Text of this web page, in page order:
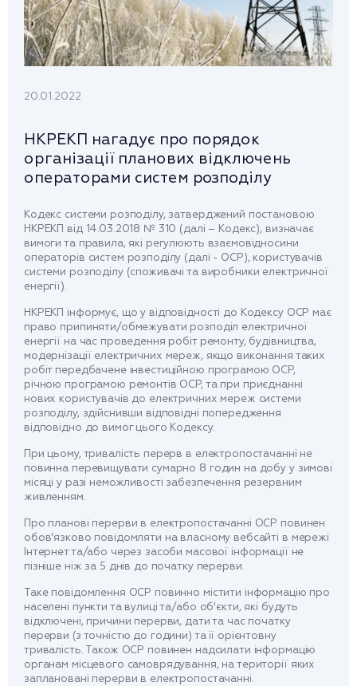
20.01.2022
НКРЕКП нагадує про порядок
організації планових відключень
операторами систем розподілу
Кодекс системи розподілу, затверджений постановою
НКРЕКП від 14.03.2018 № 310 (далі – Кодекс), визначає
вимоги та правила, які регулюють взаємовідносини
операторів систем розподілу (далі - ОСР), користувачів
системи розподілу (споживачі та виробники електричної
енергії).
НКРЕКП інформує, що у відповідності до Кодексу ОСР має
право припиняти/обмежувати розподіл електричної
енергії на час проведення робіт ремонту, будівництва,
модернізації електричних мереж, якщо виконання таких
робіт передбачене інвестиційною програмою ОСР,
річною програмою ремонтів ОСР, та при приєднанні
нових користувачів до електричних мереж системи
розподілу, здійснивши відповідні попередження
відповідно до вимог цього Кодексу.
При цьому, тривалість перерв в електропостачанні не
повинна перевищувати сумарно 8 годин на добу у зимові
місяці у разі неможливості забезпечення резервним
живленням.
Про планові перерви в електропостачанні ОСР повинен
обов'язково повідомляти на власному вебсайті в мережі
Інтернет та/або через засоби масової інформації не
пізніше ніж за 5 днів до початку перерви.
Таке повідомлення ОСР повинно містити інформацію про
населені пункти та вулиці та/або об'єкти, які будуть
відключені, причини перерви, дати та час початку
перерви (з точністю до години) та її орієнтовну
тривалість. Також ОСР повинен надсилати інформацію
органам місцевого самоврядування, на території яких
заплановані перерви в електропостачанні.